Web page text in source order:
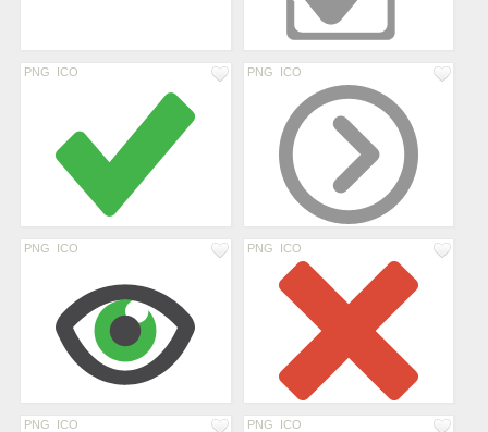
PNG ICO PNG ICO
PNG ICO PNG ICO
PNG ICO PNG ICO